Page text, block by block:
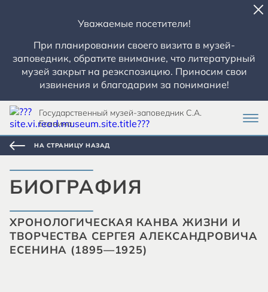
Уважаемые посетители!
При планировании своего визита в музей-
заповедник, обратите внимание, что литературный
музей закрыт на реэкспозицию. Приносим свои
извинения и благодарим за понимание!
Государственный музей-заповедник С.А.
Есенина
НА СТРАНИЦУ НАЗАД
БИОГРАФИЯ
ХРОНОЛОГИЧЕСКАЯ КАНВА ЖИЗНИ И
ТВОРЧЕСТВА СЕРГЕЯ АЛЕКСАНДРОВИЧА
ЕСЕНИНА (1895—1925)